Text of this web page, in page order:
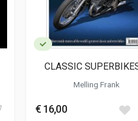
CLASSIC
Melling Frank
€ 16,00